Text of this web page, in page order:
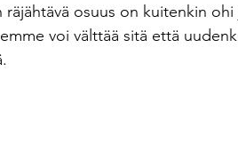
räjähtävä osuus on kuitenkin
voi välttää sitä että